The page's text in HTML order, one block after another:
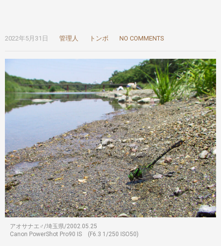
2022年5月31日 管理人 トンボ NO COMMENTS
アオサナエ♂/埼玉県/2002.05.25
Canon PowerShot Pro90 IS (F6.3 1/250 ISO50)